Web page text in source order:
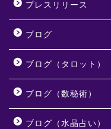
プレスリリース
ブログ
ブログ（タロット）
ブログ（数秘術）
ブログ（水晶占い）